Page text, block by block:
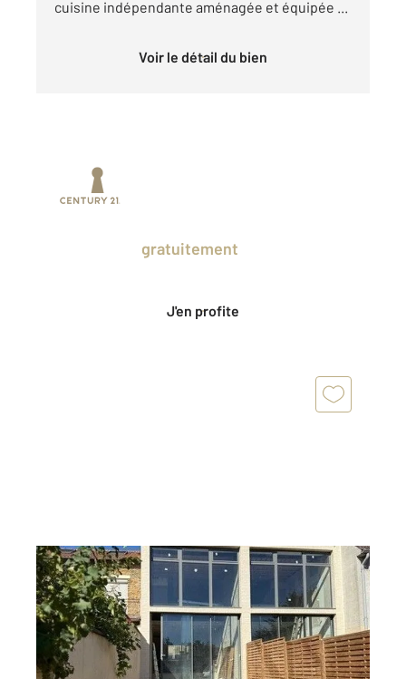
cuisine indépendante aménagée et équipée ...
Voir le détail du bien
gratuitement
J'en profite
FONTENAY SOUS BOIS 94
129,20 m2, 5 pièces
Ref : 9816
Maison à vendre
499 000 €